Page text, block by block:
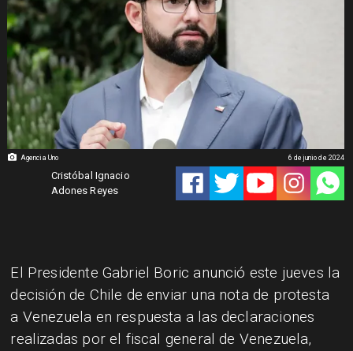
Agencia Uno
Cristóbal Ignacio
Adones Reyes
6 de junio de 2024
El Presidente Gabriel Boric anunció este jueves la
decisión de Chile de enviar una nota de protesta
a Venezuela en respuesta a las declaraciones
realizadas por el fiscal general de Venezuela,